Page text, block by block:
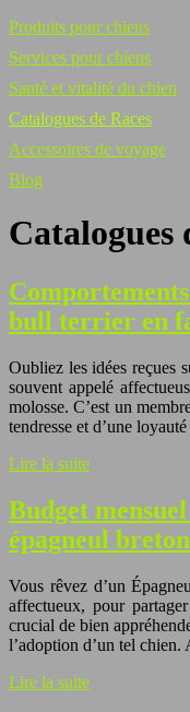
Produits pour chiens
Services pour chiens
Santé et vitalité du chien
Catalogues de Races
Accessoires de voyage
Blog
Catalogues
bull terrier en
Oubliez les idées reçues
souvent appelé
molosse. C’est un
tendresse et d’une
Lire la suite
Budget
épagneul breton
Vous rêvez d’un
affectueux, pour
crucial de bien
l’adoption d’un tel
Lire la suite